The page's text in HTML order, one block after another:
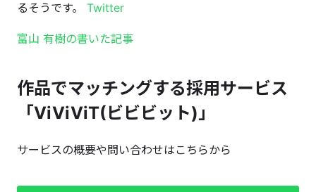
るそうです。 Twitter
富山 有樹の書いた記事
作品でマッチングする採用サービス
「ViViViT(ビビビット)」
サービスの概要や問い合わせはこちらから